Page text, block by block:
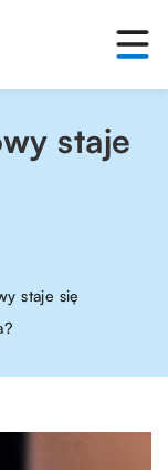
staje
staje się